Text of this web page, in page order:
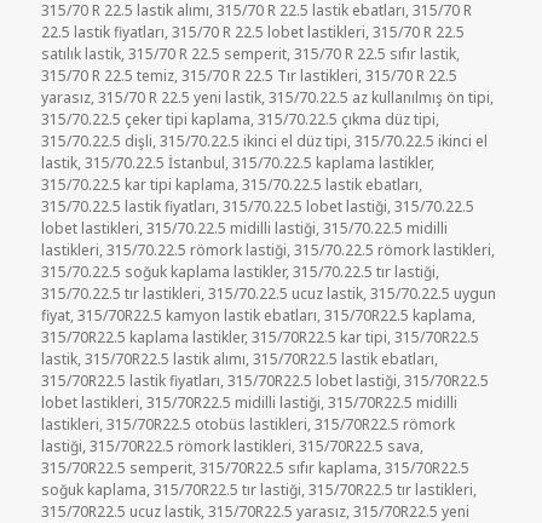
315/70 R 22.5 lastik alımı,315/70 R 22.5 lastik ebatları,315/70 R
22.5 lastik fiyatları,315/70 R 22.5 lobet lastikleri,315/70 R 22.5
satılık lastik,315/70 R 22.5 semperit,315/70 R 22.5 sıfır lastik,
315/70 R 22.5 temiz,315/70 R 22.5 Tır lastikleri,315/70 R 22.5
yarasız,315/70 R 22.5 yeni lastik,315/70.22.5 az kullanılmış ön tipi,
315/70.22.5 çeker tipi kaplama,315/70.22.5 çıkma düz tipi,
315/70.22.5 dişli,315/70.22.5 ikinci el düz tipi,315/70.22.5 ikinci el
lastik,315/70.22.5 İstanbul,315/70.22.5 kaplama lastikler,
315/70.22.5 kar tipi kaplama,315/70.22.5 lastik ebatları,
315/70.22.5 lastik fiyatları,315/70.22.5 lobet lastiği,315/70.22.5
lobet lastikleri,315/70.22.5 midilli lastiği,315/70.22.5 midilli
lastikleri,315/70.22.5 römork lastiği,315/70.22.5 römork lastikleri,
315/70.22.5 soğuk kaplama lastikler,315/70.22.5 tır lastiği,
315/70.22.5 tır lastikleri,315/70.22.5 ucuz lastik,315/70.22.5 uygun
fiyat,315/70R22.5 kamyon lastik ebatları,315/70R22.5 kaplama,
315/70R22.5 kaplama lastikler,315/70R22.5 kar tipi,315/70R22.5
lastik,315/70R22.5 lastik alımı,315/70R22.5 lastik ebatları,
315/70R22.5 lastik fiyatları,315/70R22.5 lobet lastiği,315/70R22.5
lobet lastikleri,315/70R22.5 midilli lastiği,315/70R22.5 midilli
lastikleri,315/70R22.5 otobüs lastikleri,315/70R22.5 römork
lastiği,315/70R22.5 römork lastikleri,315/70R22.5 sava,
315/70R22.5 semperit,315/70R22.5 sıfır kaplama,315/70R22.5
soğuk kaplama,315/70R22.5 tır lastiği,315/70R22.5 tır lastikleri,
315/70R22.5 ucuz lastik,315/70R22.5 yarasız,315/70R22.5 yeni